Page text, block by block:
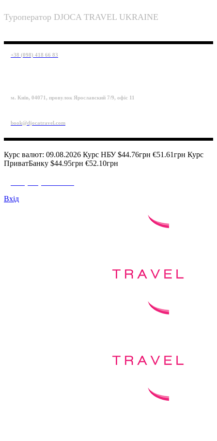
Туроператор DJOCA TRAVEL UKRAINE
+38 (098) 418 66 83
м. Київ, 04071, провулок Ярославский 7/9, офіс 11
book@djocatravel.com
Курс валют: 09.08.2026 Курс НБУ $44.76грн €51.61грн Курс
ПриватБанку $44.95грн €52.10грн
Вхід